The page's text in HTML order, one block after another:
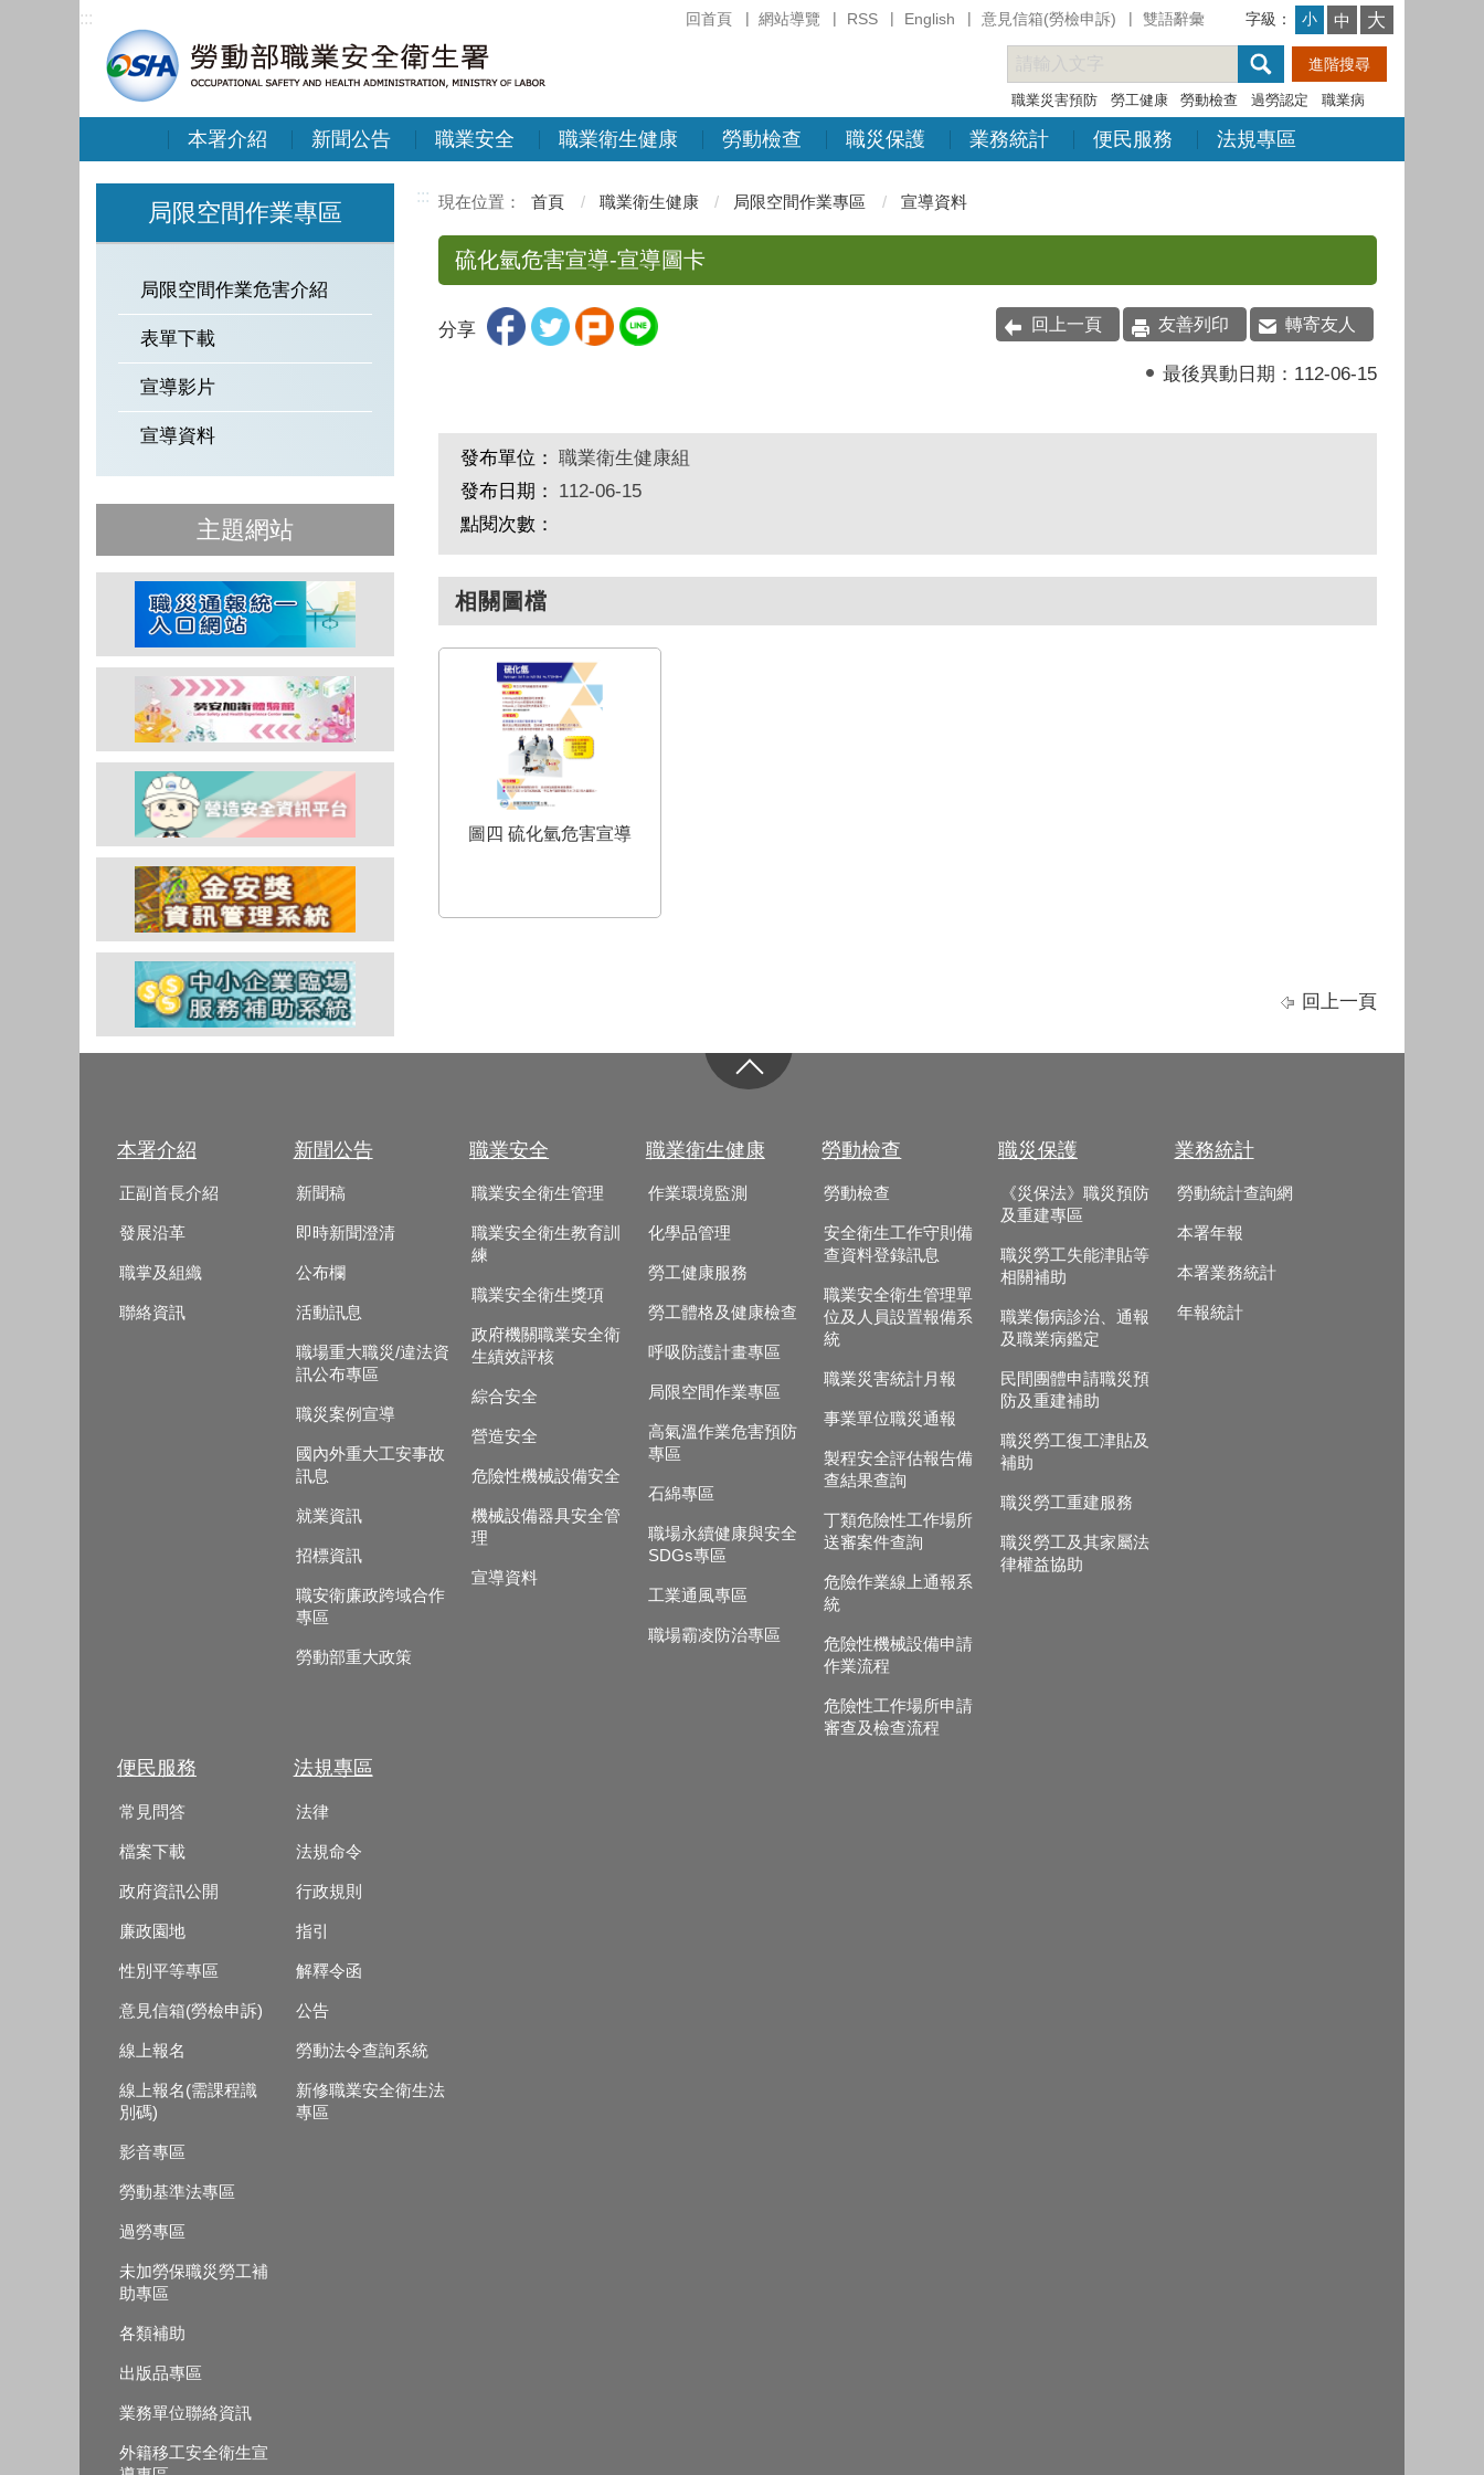
回首頁 網站導覽 RSS English 意見信箱(勞檢申訴) 雙語辭彙
::: 字級： 小 中 大
職業災害預防 勞工健康 勞動檢查 過勞認定 職業病
本署介紹 新聞公告 職業安全 職業衛生健康 勞動檢查 職災保護 業務統計 便民服務 法規專區
局限空間作業專區
局限空間作業危害介紹
表單下載
宣導影片
宣導資料
主題網站
::: 首頁 職業衛生健康 局限空間作業專區 宣導資料
硫化氫危害宣導-宣導圖卡
分享 回上一頁 友善列印 轉寄友人
最後異動日期： 112-06-15
發布單位： 職業衛生健康組
發布日期：
112-06-15
點閱次數：
相關圖檔
圖四 硫化氫危害宣導
回上一頁
本署介紹
正副首長介紹
發展沿革
職掌及組織
聯絡資訊
新聞公告
新聞稿
即時新聞澄清
公布欄
活動訊息
職場重大職災/違法資
訊公布專區
職災案例宣導
國內外重大工安事故
訊息
就業資訊
招標資訊
職安衛廉政跨域合作
專區
勞動部重大政策
職業安全
職業安全衛生管理
職業安全衛生教育訓
練
職業安全衛生獎項
政府機關職業安全衛
生績效評核
綜合安全
營造安全
危險性機械設備安全
機械設備器具安全管
理
宣導資料
職業衛生健康
作業環境監測
化學品管理
勞工健康服務
勞工體格及健康檢查
呼吸防護計畫專區
局限空間作業專區
高氣溫作業危害預防
專區
石綿專區
職場永續健康與安全
SDGs專區
工業通風專區
職場霸凌防治專區
勞動檢查
勞動檢查
安全衛生工作守則備
查資料登錄訊息
職業安全衛生管理單
位及人員設置報備系
統
職業災害統計月報
事業單位職災通報
製程安全評估報告備
查結果查詢
丁類危險性工作場所
送審案件查詢
危險作業線上通報系
統
危險性機械設備申請
作業流程
危險性工作場所申請
審查及檢查流程
職災保護
《災保法》職災預防
及重建專區
職災勞工失能津貼等
相關補助
職業傷病診治、通報
及職業病鑑定
民間團體申請職災預
防及重建補助
職災勞工復工津貼及
補助
職災勞工重建服務
職災勞工及其家屬法
律權益協助
業務統計
勞動統計查詢網
本署年報
本署業務統計
年報統計
便民服務
常見問答
檔案下載
政府資訊公開
廉政園地
性別平等專區
意見信箱(勞檢申訴)
線上報名
線上報名(需課程識
別碼)
影音專區
勞動基準法專區
過勞專區
未加勞保職災勞工補
助專區
各類補助
出版品專區
業務單位聯絡資訊
外籍移工安全衛生宣
法規專區
法律
法規命令
行政規則
指引
解釋令函
公告
勞動法令查詢系統
新修職業安全衛生法
專區